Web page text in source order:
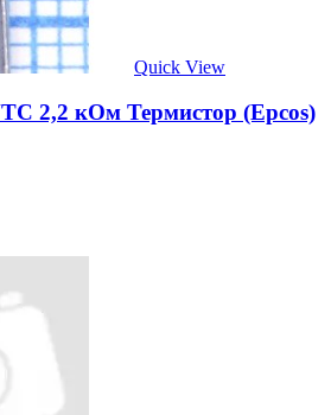
Quick View
2,2 кОм Термистор (Epcos)